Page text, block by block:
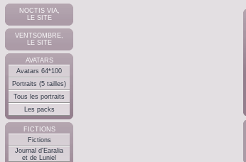
NOCTIS VIA,
LE SITE
VENTSOMBRE,
LE SITE
AVATARS
Avatars 64*100
Portraits (5 tailles)
Tous les portraits
Les packs
FICTIONS
Fictions
Journal d'Earalia
et de Luniel